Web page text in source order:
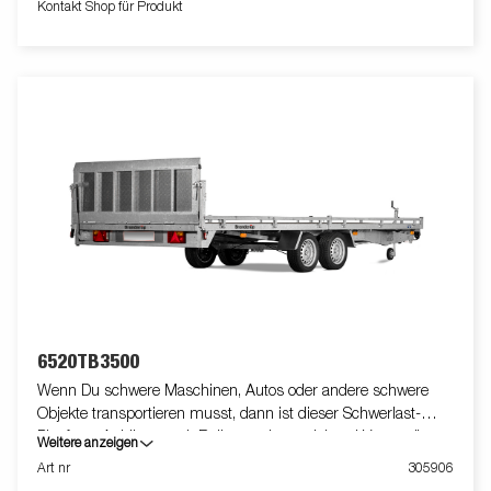
Kontakt Shop für Produkt
6520TB3500
Wenn Du schwere Maschinen, Autos oder andere schwere
Objekte transportieren musst, dann ist dieser Schwerlast-
Plattform-Anhänger mit Reling und ausreichend Verzurrösen
genau der Richtige für Dich. Er bietet Dir eine große ankippbare
Weitere anzeigen
Art nr
305906